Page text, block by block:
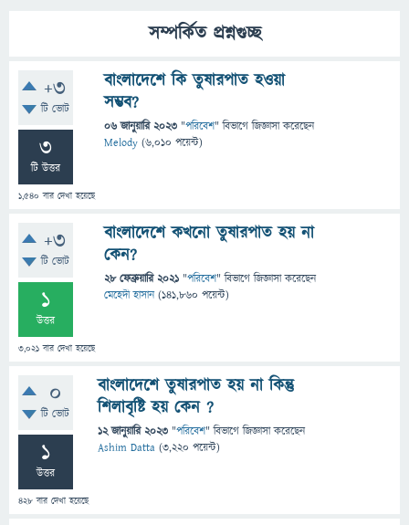
সম্পর্কিত প্রশ্নগুচ্ছ
+3
টি ভোট
3
টি উত্তর
1,540 বার দেখা হয়েছে
বাংলাদেশে কি তুষারপাত হওয়া
সম্ভব?
06 জানুয়ারি 2023 "পরিবেশ" বিভাগে জিজ্ঞাসাকরেছেন
Melody (6,010 পয়েন্ট)
+3
টি ভোট
1
উত্তর
3,021 বার দেখা হয়েছে
বাংলাদেশে কখনো তুষারপাত হয় না
কেন?
28 ফেব্রুয়ারি 2021 "পরিবেশ" বিভাগে জিজ্ঞাসাকরেছেন
মেহেদী হাসান (141,860 পয়েন্ট)
0
টি ভোট
1
উত্তর
428 বার দেখা হয়েছে
বাংলাদেশে তুষারপাত হয় না কিন্তু
শিলাবৃষ্টি হয় কেন ?
12 জানুয়ারি 2023 "পরিবেশ" বিভাগে জিজ্ঞাসাকরেছেন
Ashim Datta (3,220 পয়েন্ট)